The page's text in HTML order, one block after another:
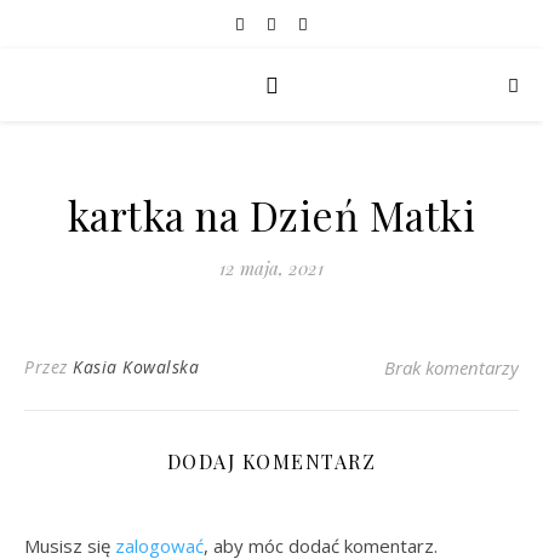
kartka na Dzień Matki
12 maja, 2021
Przez Kasia Kowalska Brak komentarzy
DODAJ KOMENTARZ
Musisz się zalogować, aby móc dodać komentarz.